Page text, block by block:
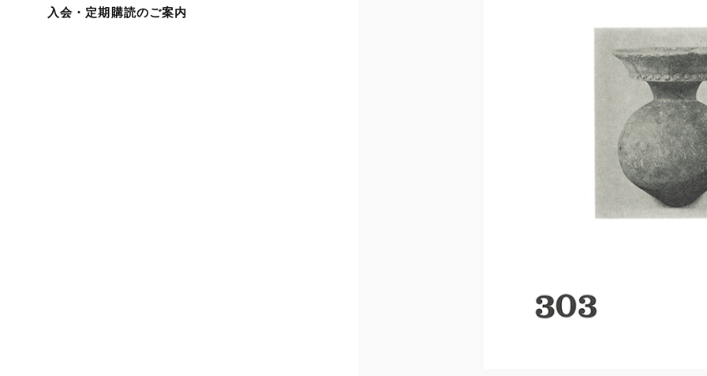
入会・定期購読のご案内